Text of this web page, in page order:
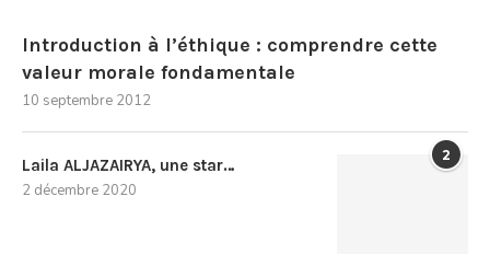
Introduction à l’éthique : comprendre cette
valeur morale fondamentale
10 septembre 2012
2
Laila ALJAZAIRYA, une star…
2 décembre 2020